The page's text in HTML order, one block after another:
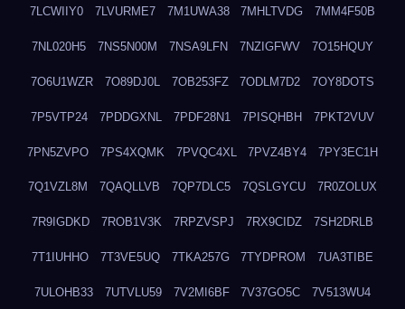
7LCWIIY0 7LVURME7 7M1UWA38 7MHLTVDG 7MM4F50B
7NL020H5 7NS5N00M 7NSA9LFN 7NZIGFWV 7O15HQUY
7O6U1WZR 7O89DJ0L 7OB253FZ 7ODLM7D2 7OY8DOTS
7P5VTP24 7PDDGXNL 7PDF28N1 7PISQHBH 7PKT2VUV
7PN5ZVPO 7PS4XQMK 7PVQC4XL 7PVZ4BY4 7PY3EC1H
7Q1VZL8M 7QAQLLVB 7QP7DLC5 7QSLGYCU 7R0ZOLUX
7R9IGDKD 7ROB1V3K 7RPZVSPJ 7RX9CIDZ 7SH2DRLB
7T1IUHHO 7T3VE5UQ 7TKA257G 7TYDPROM 7UA3TIBE
7ULOHB33 7UTVLU59 7V2MI6BF 7V37GO5C 7V513WU4